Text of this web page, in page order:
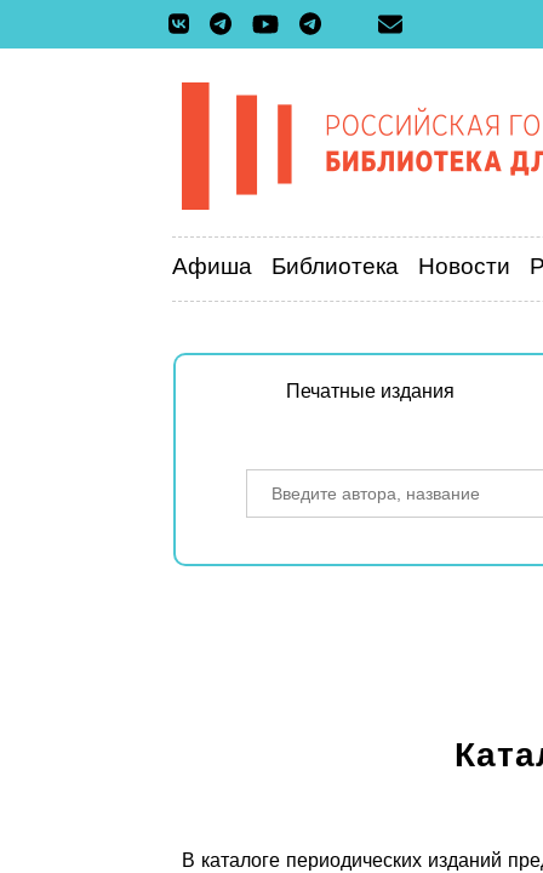
Афиша Библиотека Новости
Печатные издания
В каталоге периодических изданий